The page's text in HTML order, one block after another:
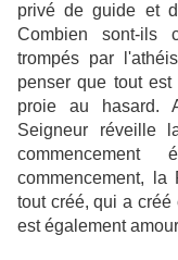
privé de guide et
Combien sont-ils
trompés par
penser que tout
proie au hasard.
Seigneur
commencement,
tout créé, qui a
est également